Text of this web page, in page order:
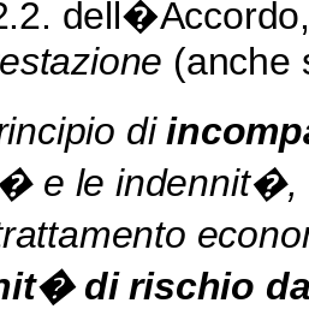
(anche
di
e le indennit�,
di rischio